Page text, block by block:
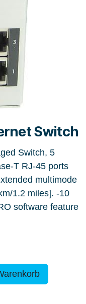
Switch
Switch, 5
T RJ-45 ports
multimode
1.2 miles]. -10
software feature